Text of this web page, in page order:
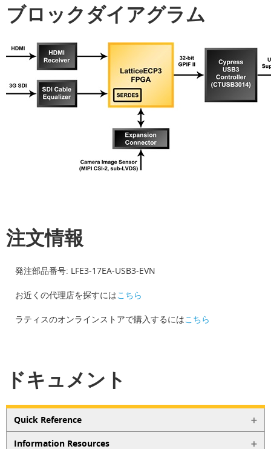
ブロックダイアグラム
注文情報
発注部品番号: LFE3-17EA-USB3-EVN
お近くの代理店を探すにはこちら
ラティスのオンラインストアで購入するにはこちら
ドキュメント
Quick Reference
Information Resources